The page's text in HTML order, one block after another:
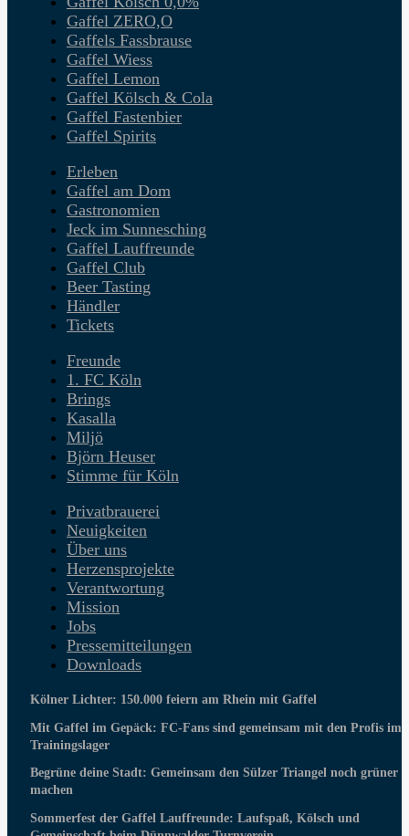
Gaffel ZERO,O
Gaffels Fassbrause
Gaffel Wiess
Gaffel Lemon
Gaffel Kölsch & Cola
Gaffel Fastenbier
Gaffel Spirits
Erleben
Gaffel am Dom
Gastronomien
Jeck im Sunnesching
Gaffel Lauffreunde
Gaffel Club
Beer Tasting
Händler
Tickets
Freunde
1. FC Köln
Brings
Kasalla
Miljö
Björn Heuser
Stimme für Köln
Privatbrauerei
Neuigkeiten
Über uns
Herzensprojekte
Verantwortung
Mission
Jobs
Pressemitteilungen
Downloads
Kölner Lichter: 150.000 feiern am Rhein mit Gaffel
Mit Gaffel im Gepäck: FC-Fans sind gemeinsam mit den Profis im
Trainingslager
Begrüne deine Stadt: Gemeinsam den Sülzer Triangel noch grüner
machen
Sommerfest der Gaffel Lauffreunde: Laufspaß, Kölsch und